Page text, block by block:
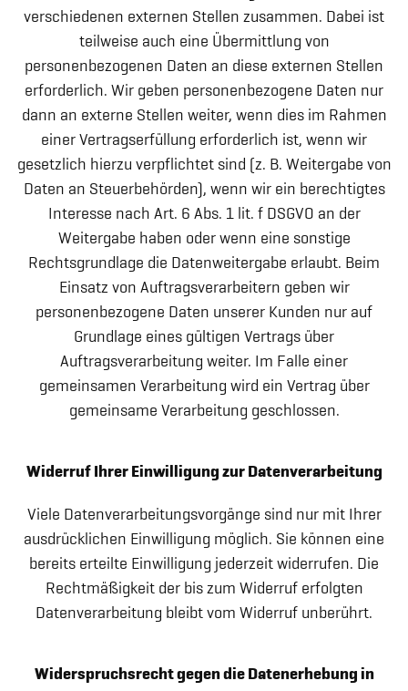
verschiedenen externen Stellen zusammen. Dabei ist
teilweise auch eine Übermittlung von
personenbezogenen Daten an diese externen Stellen
erforderlich. Wir geben personenbezogene Daten nur
dann an externe Stellen weiter, wenn dies im Rahmen
einer Vertragserfüllung erforderlich ist, wenn wir
gesetzlich hierzu verpflichtet sind (z. B. Weitergabe von
Daten an Steuerbehörden), wenn wir ein berechtigtes
Interesse nach Art. 6 Abs. 1 lit. f DSGVO an der
Weitergabe haben oder wenn eine sonstige
Rechtsgrundlage die Datenweitergabe erlaubt. Beim
Einsatz von Auftragsverarbeitern geben wir
personenbezogene Daten unserer Kunden nur auf
Grundlage eines gültigen Vertrags über
Auftragsverarbeitung weiter. Im Falle einer
gemeinsamen Verarbeitung wird ein Vertrag über
gemeinsame Verarbeitung geschlossen.
Widerruf Ihrer Einwilligung zur Datenverarbeitung
Viele Datenverarbeitungsvorgänge sind nur mit Ihrer
ausdrücklichen Einwilligung möglich. Sie können eine
bereits erteilte Einwilligung jederzeit widerrufen. Die
Rechtmäßigkeit der bis zum Widerruf erfolgten
Datenverarbeitung bleibt vom Widerruf unberührt.
Widerspruchsrecht gegen die Datenerhebung in